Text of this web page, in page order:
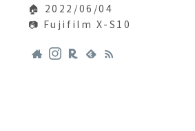
🏠 2022/06/04
📷 Fujifilm X-S10